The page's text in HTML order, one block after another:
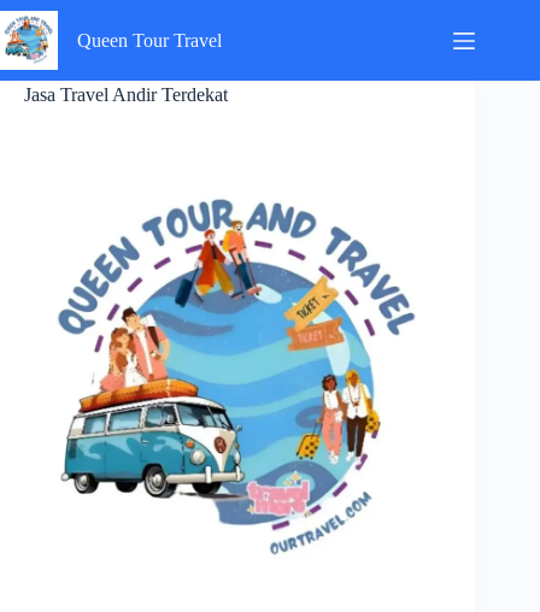
Skip
to
content
Queen Tour Travel
Jasa Travel Andir Terdekat